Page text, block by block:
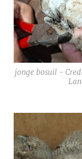
jonge bosuil -